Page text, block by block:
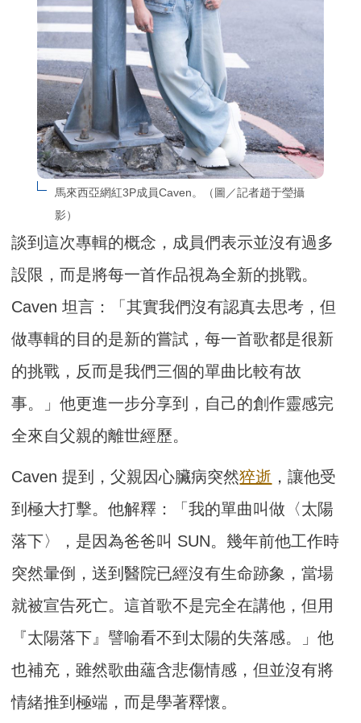
馬來西亞網紅3P成員Caven。（圖／記者趙于瑩攝
影）
談到這次專輯的概念，成員們表示並沒有過多
設限，而是將每一首作品視為全新的挑戰。
Caven 坦言：「其實我們沒有認真去思考，但
做專輯的目的是新的嘗試，每一首歌都是很新
的挑戰，反而是我們三個的單曲比較有故
事。」他更進一步分享到，自己的創作靈感完
全來自父親的離世經歷。
Caven 提到，父親因心臟病突然猝逝 ，讓他受
到極大打擊。他解釋：「我的單曲叫做〈太陽
落下〉，是因為爸爸叫 SUN。幾年前他工作時
突然暈倒，送到醫院已經沒有生命跡象，當場
就被宣告死亡。這首歌不是完全在講他，但用
『太陽落下』譬喻看不到太陽的失落感。」他
也補充，雖然歌曲蘊含悲傷情感，但並沒有將
情緒推到極端，而是學著釋懷。